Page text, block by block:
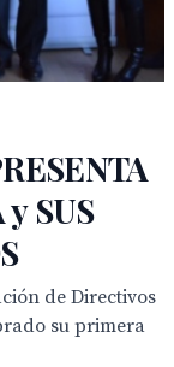
SUS
de Directivos
su primera